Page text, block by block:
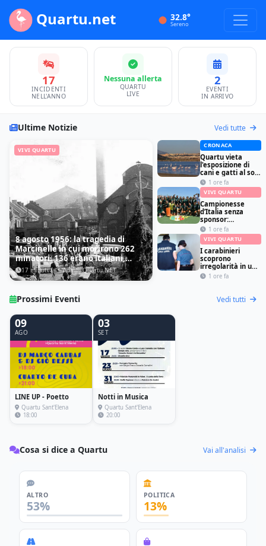
Quartu.net 32.8°
Sereno
17
INCIDENTI
NELL'ANNO
Nessuna allerta
QUARTU
LIVE
2
EVENTI
IN ARRIVO
Ultime Notizie Vedi tutte
VIVI QUARTU
8 agosto 1956: la tragedia di
Marcinelle in cui morirono 262
minatori. 136 erano italiani,
molti anche sardi
17 minuti fa · Admin Quartu.NET
CRONACA
Quartu vieta
l'esposizione di
cani e gatti al sole
su balconi e cortili
1 ore fa
VIVI QUARTU
Campionesse
d’Italia senza
sponsor:
l’Amsicora Hockey
di Cagliari
costretta alla
colletta per le
trasferte
1 ore fa
VIVI QUARTU
I carabinieri
scoprono
irregolarità in un
hotel di Quartu,
titolare nei guai
1 ore fa
Prossimi Eventi Vedi tutti
09
AGO
LINE UP - Poetto
Quartu Sant'Elena
18:00
03
SET
Notti in Musica
Quartu Sant'Elena
20:00
Cosa si dice a Quartu Vai all'analisi
ALTRO
53%
POLITICA
13%